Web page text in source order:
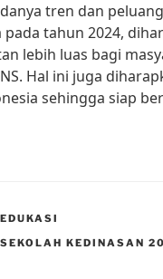
tren dan
pada tahun 2024,
lebih luas bagi
Hal ini juga
sehingga siap
KEDINASAN